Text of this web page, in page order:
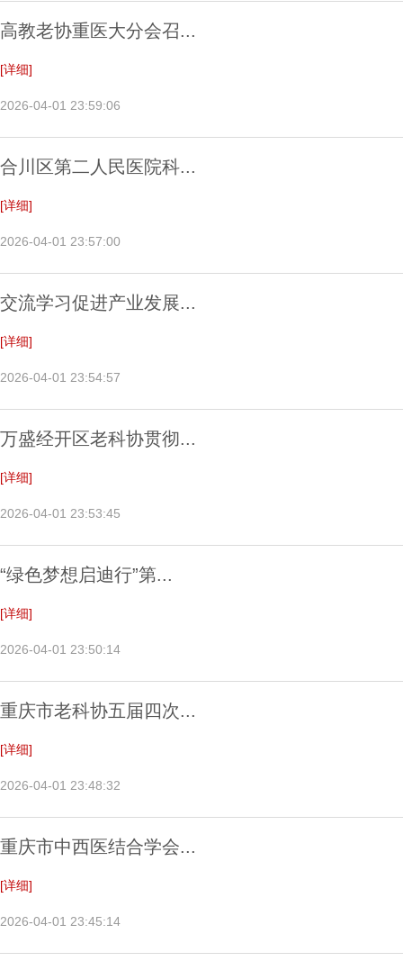
高教老协重医大分会召...
[详细]
2026-04-01 23:59:06
合川区第二人民医院科...
[详细]
2026-04-01 23:57:00
交流学习促进产业发展...
[详细]
2026-04-01 23:54:57
万盛经开区老科协贯彻...
[详细]
2026-04-01 23:53:45
“绿色梦想启迪行”第...
[详细]
2026-04-01 23:50:14
重庆市老科协五届四次...
[详细]
2026-04-01 23:48:32
重庆市中西医结合学会...
[详细]
2026-04-01 23:45:14